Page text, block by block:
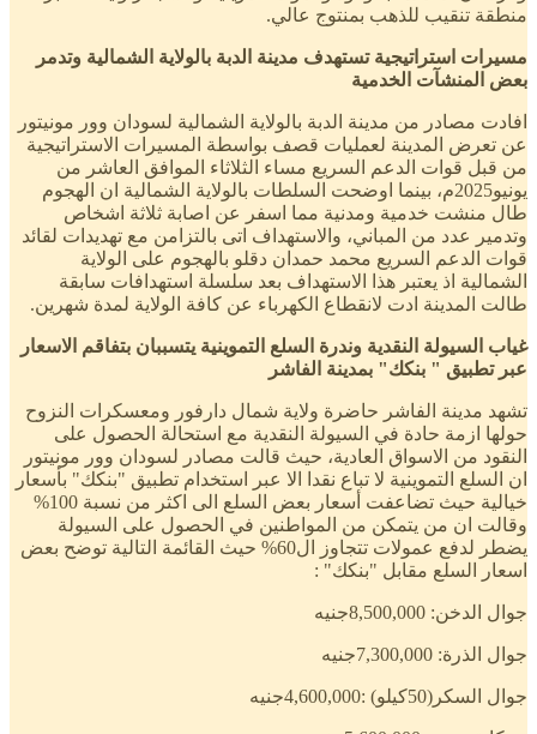
منطقة تنقيب للذهب بمنتوج عالي.
مسيرات استراتيجية تستهدف مدينة الدبة بالولاية الشمالية وتدمر
بعض المنشآت الخدمية
افادت مصادر من مدينة الدبة بالولاية الشمالية لسودان وور مونيتور
عن تعرض المدينة لعمليات قصف بواسطة المسيرات الاستراتيجية
من قبل قوات الدعم السريع مساء الثلاثاء الموافق العاشر من
يونيو2025م، بينما اوضحت السلطات بالولاية الشمالية ان الهجوم
طال منشت خدمية ومدنية مما اسفر عن اصابة ثلاثة اشخاص
وتدمير عدد من المباني، والاستهداف اتى بالتزامن مع تهديدات لقائد
قوات الدعم السريع محمد حمدان دقلو بالهجوم على الولاية
الشمالية اذ يعتبر هذا الاستهداف بعد سلسلة استهدافات سابقة
طالت المدينة ادت لانقطاع الكهرباء عن كافة الولاية لمدة شهرين.
غياب السيولة النقدية وندرة السلع التموينية يتسببان بتفاقم الاسعار
عبر تطبيق " بنكك" بمدينة الفاشر
تشهد مدينة الفاشر حاضرة ولاية شمال دارفور ومعسكرات النزوح
حولها ازمة حادة في السيولة النقدية مع استحالة الحصول على
النقود من الاسواق العادية، حيث قالت مصادر لسودان وور مونيتور
ان السلع التموينية لا تباع نقدا الا عبر استخدام تطبيق "بنكك" بأسعار
خيالية حيث تضاعفت أسعار بعض السلع الى اكثر من نسبة 100%
وقالت ان من يتمكن من المواطنين في الحصول على السيولة
يضطر لدفع عمولات تتجاوز ال60% حيث القائمة التالية توضح بعض
اسعار السلع مقابل "بنكك" :
جوال الدخن: 8,500,000جنيه
جوال الذرة: 7,300,000جنيه
جوال السكر(50كيلو) :4,600,000جنيه